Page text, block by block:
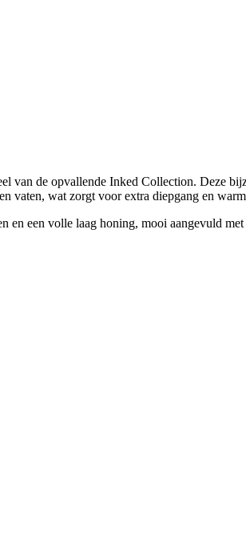
van de opvallende Inked Collection. Deze
vaten, wat zorgt voor extra diepgang en
en een volle laag honing, mooi aangevuld